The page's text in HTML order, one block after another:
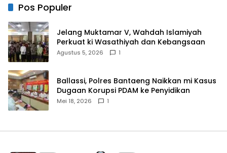
Pos Populer
Jelang Muktamar V, Wahdah Islamiyah
Perkuat ki Wasathiyah dan Kebangsaan
Agustus 5, 2026 1
Ballassi, Polres Bantaeng Naikkan mi Kasus
Dugaan Korupsi PDAM ke Penyidikan
Mei 18, 2026 1